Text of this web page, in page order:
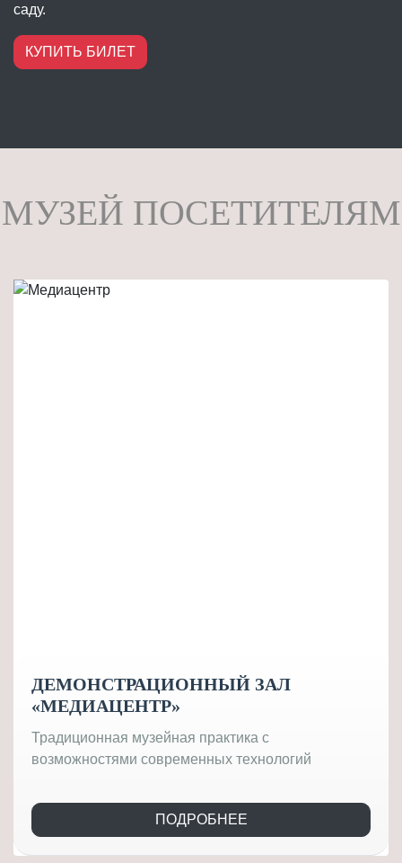
саду.
КУПИТЬ БИЛЕТ
МУЗЕЙ ПОСЕТИТЕЛЯМ
ДЕМОНСТРАЦИОННЫЙ ЗАЛ
«МЕДИАЦЕНТР»
Традиционная музейная практика с
возможностями современных технологий
ПОДРОБНЕЕ